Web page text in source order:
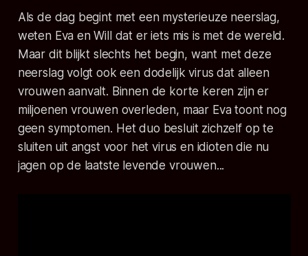
Als de dag begint met een mysterieuze neerslag,
weten Eva en Will dat er iets mis is met de wereld.
Maar dit blijkt slechts het begin, want met deze
neerslag volgt ook een dodelijk virus dat alleen
vrouwen aanvalt. Binnen de korte keren zijn er
miljoenen vrouwen overleden, maar Eva toont nog
geen symptomen. Het duo besluit zichzelf op te
sluiten uit angst voor het virus en idioten die nu
jagen op de laatste levende vrouwen...